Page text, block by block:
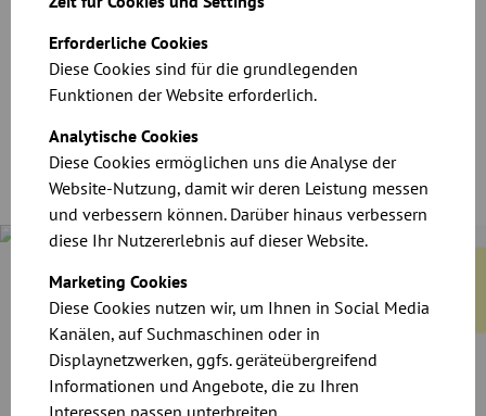
Erforderliche Cookies
Diese Cookies sind für die grundlegenden
Funktionen der Website erforderlich.
Analytische Cookies
Diese Cookies ermöglichen uns die Analyse der
Website-Nutzung, damit wir deren Leistung messen
und verbessern können. Darüber hinaus verbessern
diese Ihr Nutzererlebnis auf dieser Website.
Marketing Cookies
Diese Cookies nutzen wir, um Ihnen in Social Media
Kanälen, auf Suchmaschinen oder in
Displaynetzwerken, ggfs. geräteübergreifend
Informationen und Angebote, die zu Ihren
Interessen passen unterbreiten.
CAD-Dateien für unsere Produkte
Download
Case Study
Cramer-Mühle KG in Schweinfurt hat seine Produktionslinie
ausgebaut. Für den Transport von Korn und Mehl sowie die
Absaugung von Staub setzt das Unternehmen auf das
zuverlässige Rohrsystem von JACOB.